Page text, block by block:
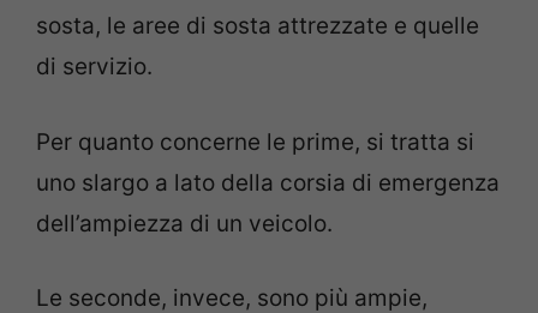
sosta, le aree di sosta attrezzate e quelle
di servizio.
Per quanto concerne le prime, si tratta si
uno slargo a lato della corsia di emergenza
dell’ampiezza di un veicolo.
Le seconde, invece, sono più ampie,